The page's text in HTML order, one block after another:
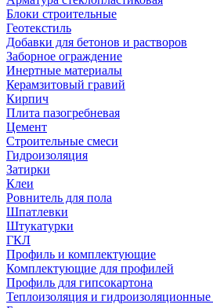
Блоки строительные
Геотекстиль
Добавки для бетонов и растворов
Заборное ограждение
Инертные материалы
Керамзитовый гравий
Кирпич
Плита пазогребневая
Цемент
Строительные смеси
Гидроизоляция
Затирки
Клеи
Ровнитель для пола
Шпатлевки
Штукатурки
ГКЛ
Профиль и комплектующие
Комплектующие для профилей
Профиль для гипсокартона
Теплоизоляция и